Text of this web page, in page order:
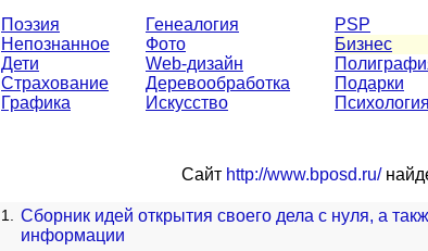
Поэзия
Непознанное
Дети
Страхование
Графика
Генеалогия
Фото
Web-дизайн
Деревообработка
Искусство
PSP
Бизнес
Подарки
Психология
Сайт http://www.bposd.ru/
1.
Сборник идей открытия своего дела с нуля, а
информации